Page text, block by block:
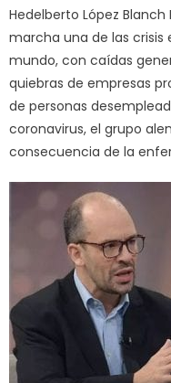
Hedelberto López
marcha una de las
mundo, con caídas
quiebras de empresas
de personas
coronavirus, el grupo
consecuencia de la